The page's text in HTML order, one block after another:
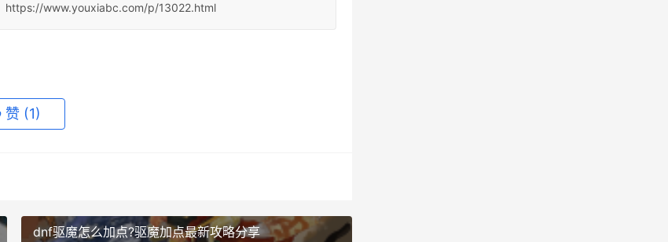
https://www.youxiabc.com/p/13022.html
赞 (1)
dnf驱魔怎么加点?驱魔加点最新攻略分享